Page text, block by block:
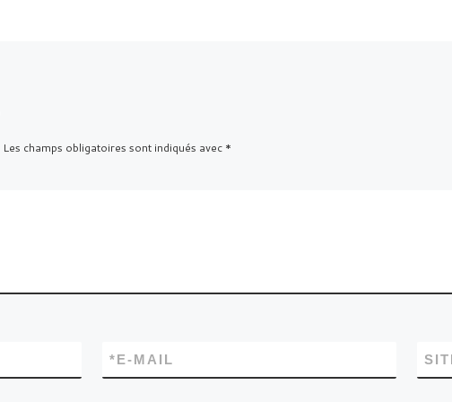
Les champs obligatoires sont indiqués avec *
E-MAIL
*